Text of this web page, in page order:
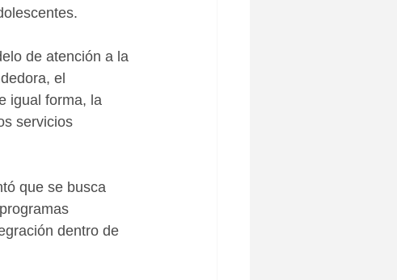
de atención a la
el
igual forma, la
servicios
que se busca
dentro de